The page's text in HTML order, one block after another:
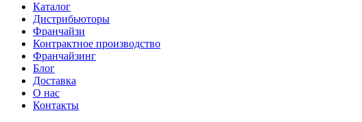
Каталог
Дистрибьюторы
Франчайзи
Контрактное производство
Франчайзинг
Блог
Доставка
О нас
Контакты